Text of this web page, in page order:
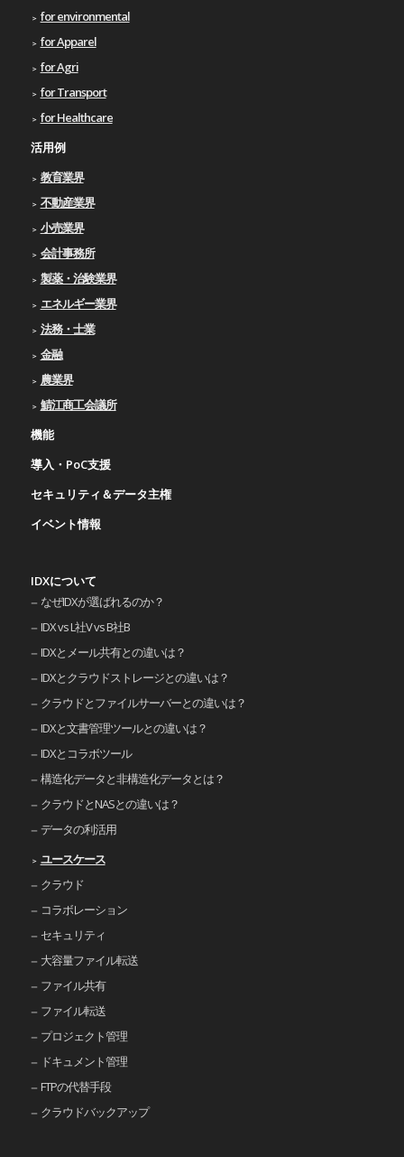
for environmental
for Apparel
for Agri
for Transport
for Healthcare
活用例
教育業界
不動産業界
小売業界
会計事務所
製薬・治験業界
エネルギー業界
法務・士業
金融
農業界
鯖江商工会議所
機能
導入・PoC支援
セキュリティ＆データ主権
イベント情報
IDXについて
なぜIDXが選ばれるのか？
IDX vs L社V vs B社B
IDXとメール共有との違いは？
IDXとクラウドストレージとの違いは？
クラウドとファイルサーバーとの違いは？
IDXと文書管理ツールとの違いは？
IDXとコラボツール
構造化データと非構造化データとは？
クラウドとNASとの違いは？
データの利活用
ユースケース
クラウド
コラボレーション
セキュリティ
大容量ファイル転送
ファイル共有
ファイル転送
プロジェクト管理
ドキュメント管理
FTPの代替手段
クラウドバックアップ